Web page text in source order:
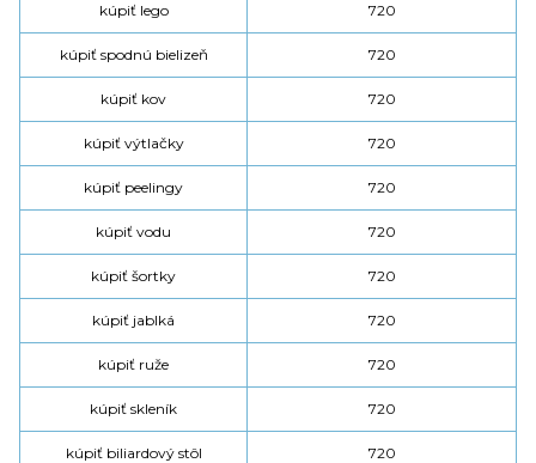
kúpiť lego 720
kúpiť spodnú bielizeň 720
kúpiť kov 720
kúpiť výtlačky 720
kúpiť peelingy 720
kúpiť vodu 720
kúpiť šortky 720
kúpiť jablká 720
kúpiť ruže 720
kúpiť skleník 720
kúpiť biliardový stôl 720